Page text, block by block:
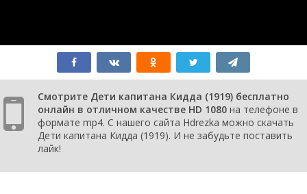
Смотрите Дети капитана Кидда (1919) бесплатно
онлайн в отличном качестве HD 1080 на телефоне в
формате mp4. С нашего сайта Hdrezka можно скачать
Дети капитана Кидда (1919). И не забудьте поставить
лайк!